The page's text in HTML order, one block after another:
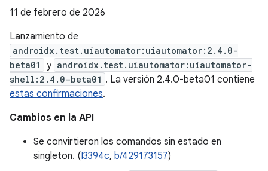
11 de febrero de 2026
Lanzamiento de
androidx.test.uiautomator:uiautomator:2.4.0-
beta01
y androidx.test.uiautomator:uiautomator-
shell:2.4.0-beta01 . La versión 2.4.0-beta01 contiene
estas confirmaciones.
Cambios en la API
Se convirtieron los comandos sin estado en
singleton. (I3394c, b/429173157)